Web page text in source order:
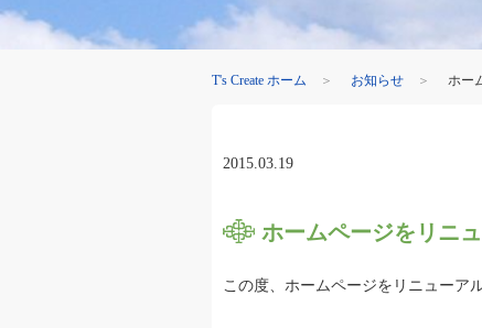
T's Create ホーム ＞ お知らせ ＞ ホー
2015.03.19
ホームページをリニ
この度、ホームページをリニューア